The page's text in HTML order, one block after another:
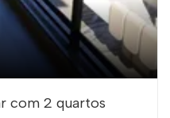
com 2 quartos